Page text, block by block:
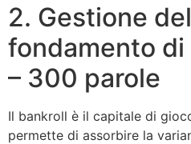
2. Gestione
fondamento
– 300 parole
Il bankroll è il capitale di
permette di assorbire la